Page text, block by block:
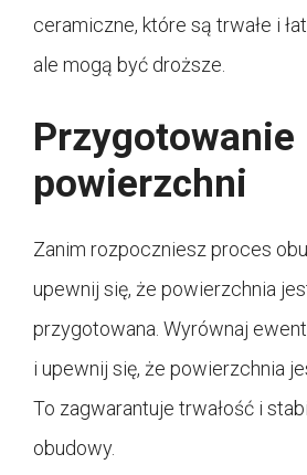
ceramiczne, które są trwałe i
ale mogą być droższe.
Przygotowanie
powierzchni
Zanim rozpoczniesz proces
upewnij się, że powierzchnia
przygotowana. Wyrównaj
i upewnij się, że powierzchnia
To zagwarantuje trwałość i
obudowy.